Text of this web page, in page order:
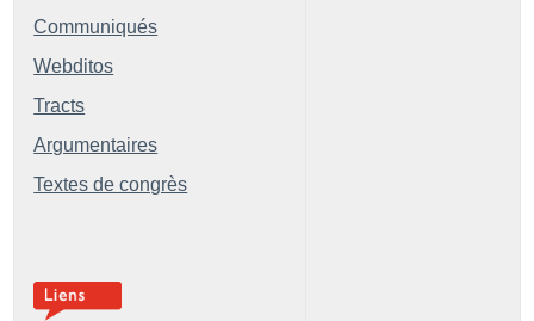
Communiqués
Webditos
Tracts
Argumentaires
Textes de congrès